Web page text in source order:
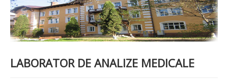
PREZENTARE SPITAL
ISTORIE
ACREDITĂRI/CERTIFICĂRI
CERTIFICAT ACREDITARE SPITAL
STRUCTURA SPITALULUI
SECŢIA OBSTETRICĂ GINECOLOGIE
LABORATOR DE ANALIZE MEDICALE